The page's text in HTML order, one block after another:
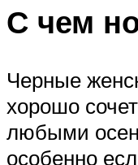
С чем
Черные
хорошо
любыми
особенно